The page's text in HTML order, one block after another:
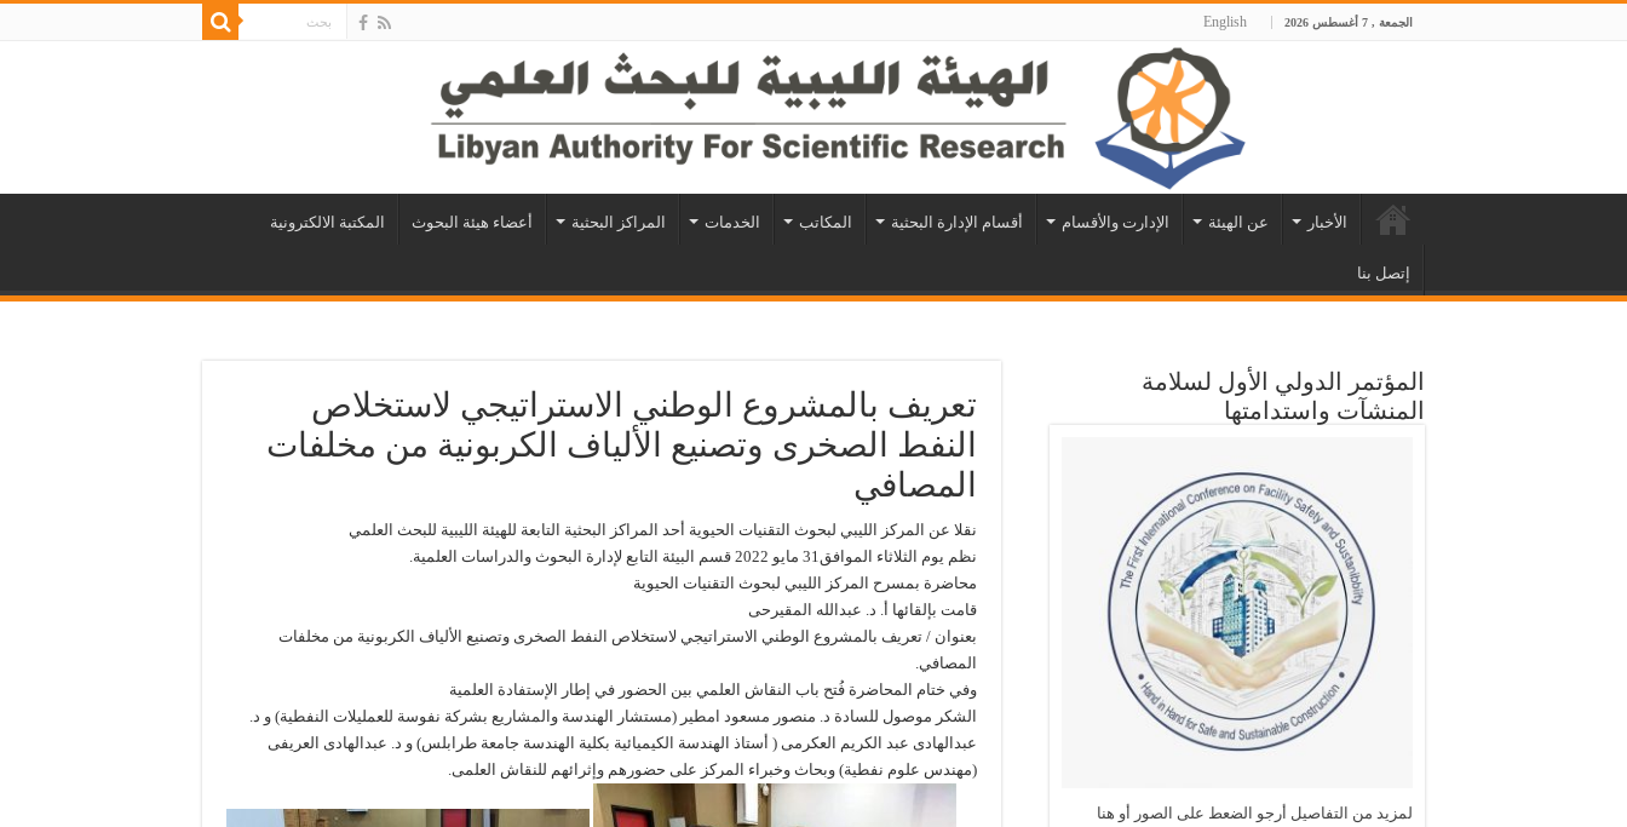
الجمعة , 7 أغسطس 2026 English
الأخبار عن الهيئة الإدارت والأقسام أقسام الإدارة البحثية المكاتب الخدمات المراكز البحثية أعضاء هيئة البحوث المكتبة الالكترونية
إتصل بنا
تعريف بالمشروع الوطني الاستراتيجي لاستخلاص
النفط الصخرى وتصنيع الألياف الكربونية من مخلفات
المصافي
نقلا عن المركز الليبي لبحوث التقنيات الحيوية أحد المراكز البحثية التابعة للهيئة الليبية للبحث العلمي
نظم يوم الثلاثاء الموافق31 مايو 2022 قسم البيئة التابع لإدارة البحوث والدراسات العلمية.
محاضرة بمسرح المركز الليبي لبحوث التقنيات الحيوية
قامت بإلقائها أ. د. عبدالله المقيرحى
بعنوان / تعريف بالمشروع الوطني الاستراتيجي لاستخلاص النفط الصخرى وتصنيع الألياف الكربونية من مخلفات
المصافي.
وفي ختام المحاضرة فُتح باب النقاش العلمي بين الحضور في إطار الإستفادة العلمية
الشكر موصول للسادة د. منصور مسعود امطير (مستشار الهندسة والمشاريع بشركة نفوسة للعمليلات النفطية) و د.
عبدالهادى عبد الكريم العكرمى ( أستاذ الهندسة الكيميائية بكلية الهندسة جامعة طرابلس) و د. عبدالهادى العريفى
(مهندس علوم نفطية) وبحاث وخبراء المركز على حضورهم وإثرائهم للنقاش العلمى.
المؤتمر الدولي الأول لسلامة
المنشآت واستدامتها
لمزيد من التفاصيل أرجو الضعط على الصور أو هنا